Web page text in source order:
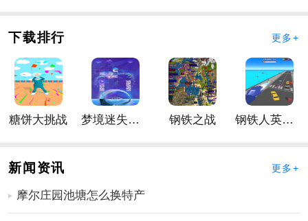
你的情商和智商，看看谁能笑到最后，成为最尴尬的大
脑！
2、用手指在屏幕上单击或拖动。一些级别将利用移动设
备的特性（但我们保证它们不会飞出）。
3、据说像冰山一样酷的人玩这个手游，他们也表现出尴
手游优势
来意想不到的问题。仔细观察和阅读可以使您快速选择
下载排行 更多+
糖饼大挑战 梦境迷失星辰 钢铁之战 钢铁人英雄3D
新闻资讯 更多+
摩尔庄园池塘怎么换特产